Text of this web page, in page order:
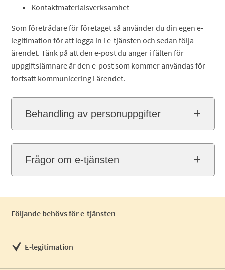
Kontaktmaterialsverksamhet
Som företrädare för företaget så använder du din egen e-
legitimation för att logga in i e-tjänsten och sedan följa
ärendet. Tänk på att den e-post du anger i fälten för
uppgiftslämnare är den e-post som kommer användas för
fortsatt kommunicering i ärendet.
Behandling av personuppgifter
Frågor om e-tjänsten
Följande behövs för e-tjänsten
E-legitimation